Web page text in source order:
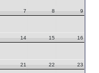
7 8 9
14 15 16
21 22 23